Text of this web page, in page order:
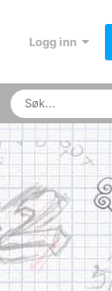
Logg inn